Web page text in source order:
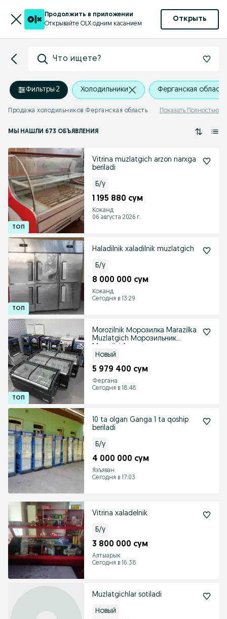
Продолжить в приложении
Открывайте OLX одним касанием
Открыть
Что ищете?
Фильтры·2 Холодильники Ферганская область
Продажа холодильников Ферганская область Показать Полностью
МЫ НАШЛИ 673 ОБЪЯВЛЕНИЯ
Vitrina muzlatgich arzon narxga
beriladi
Б/у
1 195 880 сум
Коканд
06 августа 2026 г.
Haladilnik xaladilnik muzlatgich
Б/у
8 000 000 сум
Коканд
Сегодня в 13:29
Morozilnik Морозилка Marazilka
Muzlatgich Морозильник
Новый
5 979 400 сум
Фергана
Сегодня в 18:48
10 ta olgan Ganga 1 ta qoship
beriladi
Б/у
4 000 000 сум
Язъяван
Сегодня в 17:03
Vitrina xaladelnik
Б/у
3 800 000 сум
Алтыарык
Сегодня в 16:38
Muzlatgichlar sotiladi
Новый